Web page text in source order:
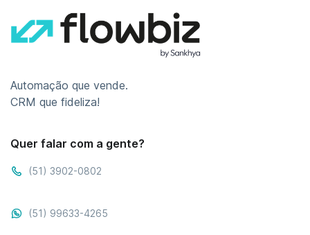
Automação que vende.
CRM que fideliza!
Quer falar com a gente?
(51) 3902-0802
(51) 99633-4265